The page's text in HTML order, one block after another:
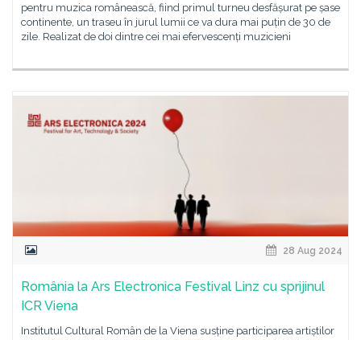
pentru muzica românească, fiind primul turneu desfășurat pe șase
continente, un traseu în jurul lumii ce va dura mai puțin de 30 de
zile. Realizat de doi dintre cei mai efervescenți muzicieni
28 Aug 2024
România la Ars Electronica Festival Linz cu sprijinul
ICR Viena
Institutul Cultural Român de la Viena susține participarea artiștilor